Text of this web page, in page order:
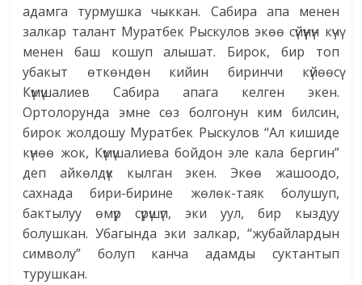
адамга турмушка чыккан. Сабира апа менен
залкар талант Муратбек Рыскулов экөө сүйүүнүн күчү
менен баш кошуп алышат. Бирок, бир топ
убакыт өткөндөн кийин биринчи күйөөсү
Күмүшалиев Сабира апага келген экен.
Ортолорунда эмне сөз болгонун ким билсин,
бирок жолдошу Муратбек Рыскулов “Ал кишиде
күнөө жок, Күмүшалиева бойдон эле кала бергин”
деп айкөлдүк кылган экен. Экөө жашоодо,
сахнада бири-бирине жөлөк-таяк болушуп,
бактылуу өмүр сүрүшүп, эки уул, бир кыздуу
болушкан. Убагында эки залкар, “жубайлардын
символу” болуп канча адамды суктантып
турушкан.